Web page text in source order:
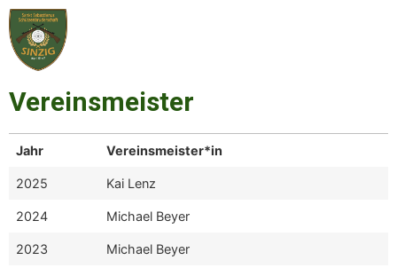
Vereinsmeister
Jahr Vereinsmeister*in
2025 Kai Lenz
2024 Michael Beyer
2023 Michael Beyer